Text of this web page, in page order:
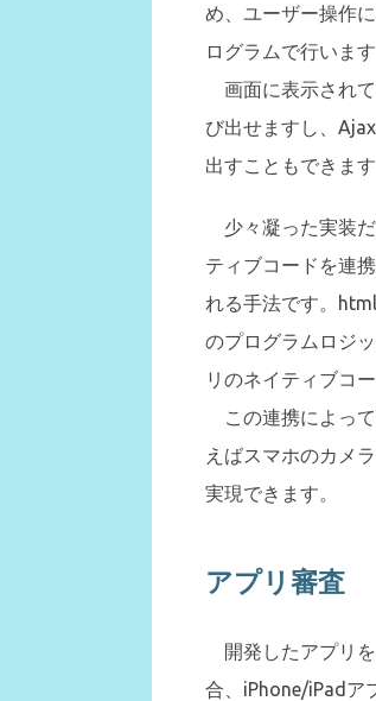
め、ユーザー操作
ログラムで行います
画面に表示されて
び出せますし、
出すこともできます
少々凝った実装だ
ティブコードを連
れる手法です。
のプログラムロジ
リのネイティブコ
この連携によって
えばスマホのカメ
実現できます。
アプリ審査
開発したアプリ
合、iPhone/iPadア